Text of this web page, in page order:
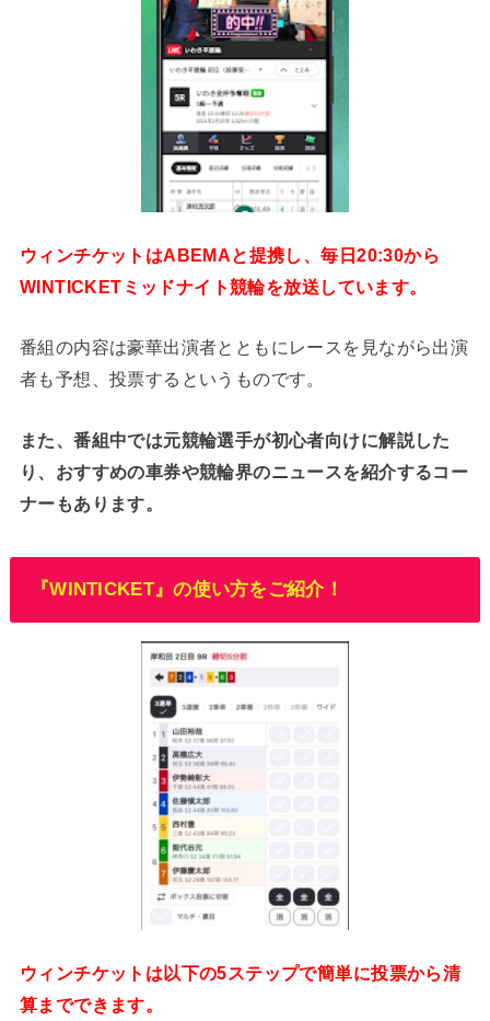
ウィンチケットはABEMAと提携し、毎日20:30から
WINTICKETミッドナイト競輪を放送しています。
番組の内容は豪華出演者とともにレースを見ながら出演
者も予想、投票するというものです。
また、番組中では元競輪選手が初心者向けに解説した
り、おすすめの車券や競輪界のニュースを紹介するコー
ナーもあります。
『WINTICKET』の使い方をご紹介！
ウィンチケットは以下の5ステップで簡単に投票から清
算までできます。